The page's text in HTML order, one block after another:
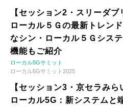
【セッション2・スリーダ
ローカル５Ｇの最新トレン
なシン・ローカル５Ｇシス
機能もご紹介
ローカル5Gサミット
ローカル5Gサミット2025
【セッション3・京セラみ
ローカル5G：新システムと